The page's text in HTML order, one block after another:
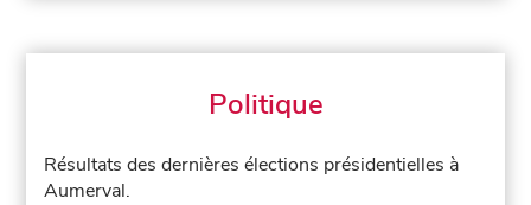
Politique
Résultats des dernières élections présidentielles à
Aumerval.